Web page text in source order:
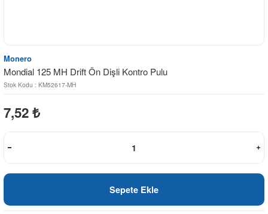
Monero
Mondial 125 MH Drift Ön Dişli Kontro Pulu
Stok Kodu : KM52617-MH
7,52 ₺
Sepete Ekle